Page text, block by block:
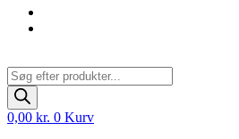
Products
search
0,00 kr. 0 Kurv